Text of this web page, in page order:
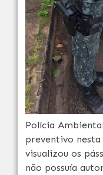
Polícia
preventivo nesta
visualizou os
não possuía